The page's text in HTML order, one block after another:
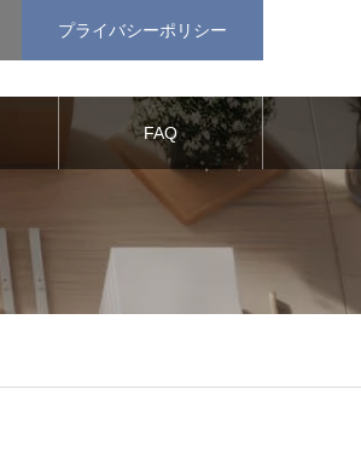
プライバシーポリシー
FAQ